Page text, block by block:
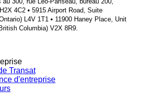
4C2 • 5915 Airport Road, Suite
L4V 1T1 • 11900 Haney Place, Unit
Columbia) V2X 8R9.
Transat
d'entreprise